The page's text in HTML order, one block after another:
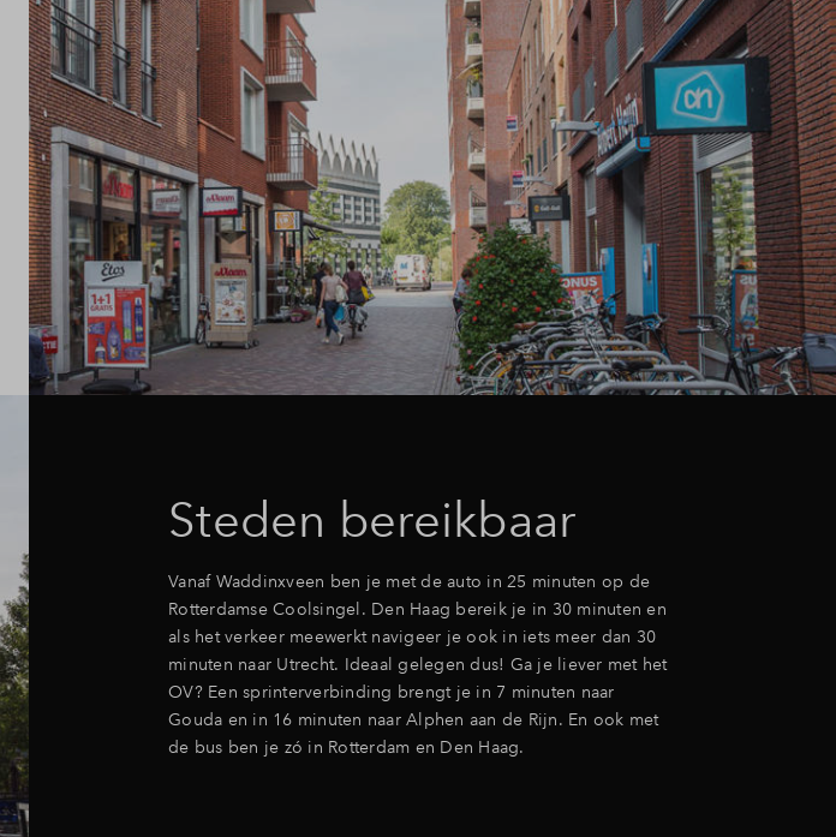
Steden bereikbaar
Vanaf Waddinxveen ben je met de auto in 25 minuten op de
Rotterdamse Coolsingel. Den Haag bereik je in 30 minuten en
als het verkeer meewerkt navigeer je ook in iets meer dan 30
minuten naar Utrecht. Ideaal gelegen dus! Ga je liever met het
OV? Een sprinterverbinding brengt je in 7 minuten naar
Gouda en in 16 minuten naar Alphen aan de Rijn. En ook met
de bus ben je zó in Rotterdam en Den Haag.